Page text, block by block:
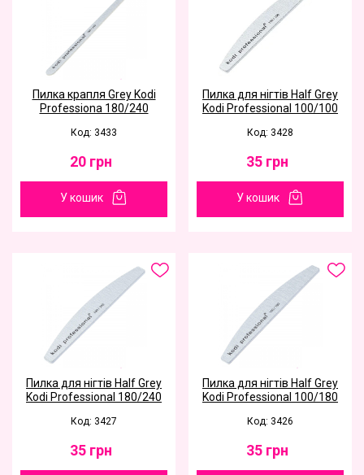
Пилка крапля Grey Kodi
Professiona 180/240
Код: 3433
20 грн
У кошик
Пилка для нігтів Half Grey
Kodi Professional 100/100
Код: 3428
35 грн
У кошик
Пилка для нігтів Half Grey
Kodi Professional 180/240
Код: 3427
35 грн
Пилка для нігтів Half Grey
Kodi Professional 100/180
Код: 3426
35 грн